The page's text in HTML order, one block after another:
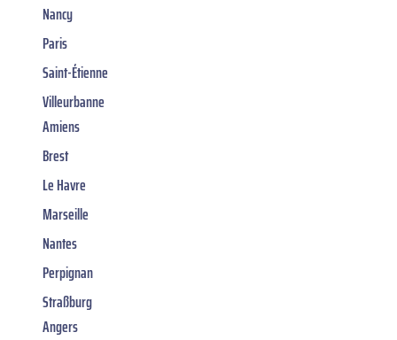
Nancy
Paris
Saint-Étienne
Villeurbanne
Amiens
Brest
Le Havre
Marseille
Nantes
Perpignan
Straßburg
Angers